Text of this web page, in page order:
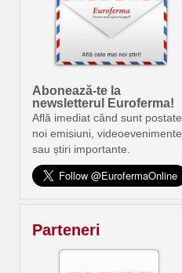
Abonează-te la
newsletterul Euroferma!
Află imediat când sunt postate
noi emisiuni, videoevenimente
sau știri importante.
Parteneri